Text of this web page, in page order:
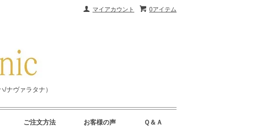
0アイテム
マイアカウント
ナヴァラタナ）
ご注文方法 お客様の声 Ｑ＆Ａ